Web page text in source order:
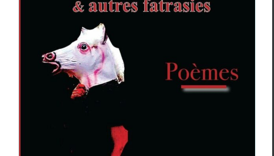
Jacques Merceron,
L’Écart des six ifs &
autres fatrasies
Ombreuses fratries